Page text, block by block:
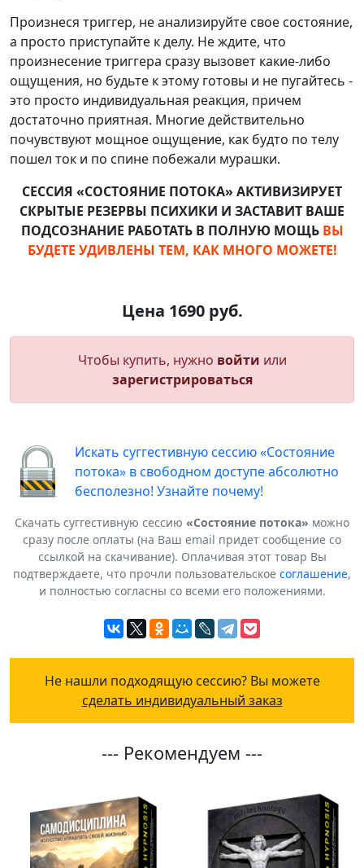
Произнеся триггер, не анализируйте свое состояние,
а просто приступайте к делу. Не ждите, что
произнесение триггера сразу вызовет какие-либо
ощущения, но будьте к этому готовы и не пугайтесь -
это просто индивидуальная реакция, причем
достаточно приятная. Многие действительно
почувствуют мощное ощущение, как будто по телу
пошел ток и по спине побежали мурашки.
СЕССИЯ «СОСТОЯНИЕ ПОТОКА» АКТИВИЗИРУЕТ
СКРЫТЫЕ РЕЗЕРВЫ ПСИХИКИ И ЗАСТАВИТ ВАШЕ
ПОДСОЗНАНИЕ РАБОТАТЬ В ПОЛНУЮ МОЩЬ ВЫ
БУДЕТЕ УДИВЛЕНЫ ТЕМ, КАК МНОГО МОЖЕТЕ!
Цена 1690 руб.
Чтобы купить, нужно войти или
зарегистрироваться
Искать суггестивную сессию «Состояние
потока» в свободном доступе абсолютно
бесполезно! Узнайте почему!
Скачать суггестивную сессию «Состояние потока» можно
сразу после оплаты (на Ваш email придет сообщение со
ссылкой на скачивание). Оплачивая этот товар Вы
подтверждаете, что прочли пользовательское соглашение,
и полностью согласны со всеми его положениями.
Не нашли подходящую сессию? Вы можете
сделать индивидуальный заказ
--- Рекомендуем ---